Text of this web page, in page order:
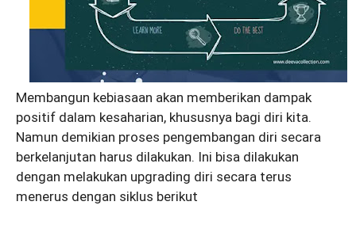
Membangun kebiasaan akan memberikan dampak
positif dalam kesaharian, khususnya bagi diri kita.
Namun demikian proses pengembangan diri secara
berkelanjutan harus dilakukan. Ini bisa dilakukan
dengan melakukan upgrading diri secara terus
menerus dengan siklus berikut